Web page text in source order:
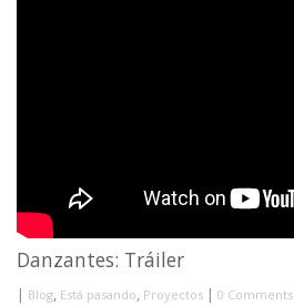
Danzantes: Tráiler
| Blog, Está pasando, Proyectos | 0 Comments